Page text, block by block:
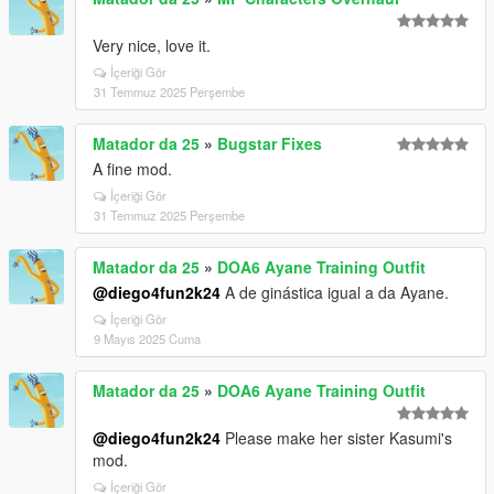
Very nice, love it.
İçeriği Gör
31 Temmuz 2025 Perşembe
Matador da 25 » Bugstar Fixes
A fine mod.
İçeriği Gör
31 Temmuz 2025 Perşembe
Matador da 25 » DOA6 Ayane Training Outfit
@diego4fun2k24 A de ginástica igual a da Ayane.
İçeriği Gör
9 Mayıs 2025 Cuma
Matador da 25 » DOA6 Ayane Training Outfit
@diego4fun2k24 Please make her sister Kasumi's
mod.
İçeriği Gör